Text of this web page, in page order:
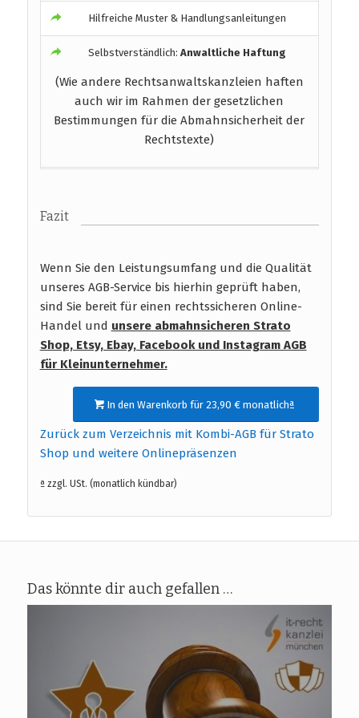
Hilfreiche Muster & Handlungsanleitungen
Selbstverständlich:Anwaltliche Haftung
(Wie andere Rechtsanwaltskanzleien haften
auch wir im Rahmen der gesetzlichen
Bestimmungen für die Abmahnsicherheit der
Rechtstexte)
Fazit
Wenn Sie den Leistungsumfang und die Qualität
unseres AGB-Service bis hierhin geprüft haben,
sind Sie bereit für einen rechtssicheren Online-
Handel und unsere abmahnsicheren Strato
Shop, Etsy, Ebay, Facebook und Instagram AGB
für Kleinunternehmer.
In den Warenkorb für 23,90 € monatlichª
Zurück zum Verzeichnis mit Kombi-AGB für Strato
Shop und weitere Onlinepräsenzen
ª zzgl. USt. (monatlich kündbar)
Das könnte dir auch gefallen …